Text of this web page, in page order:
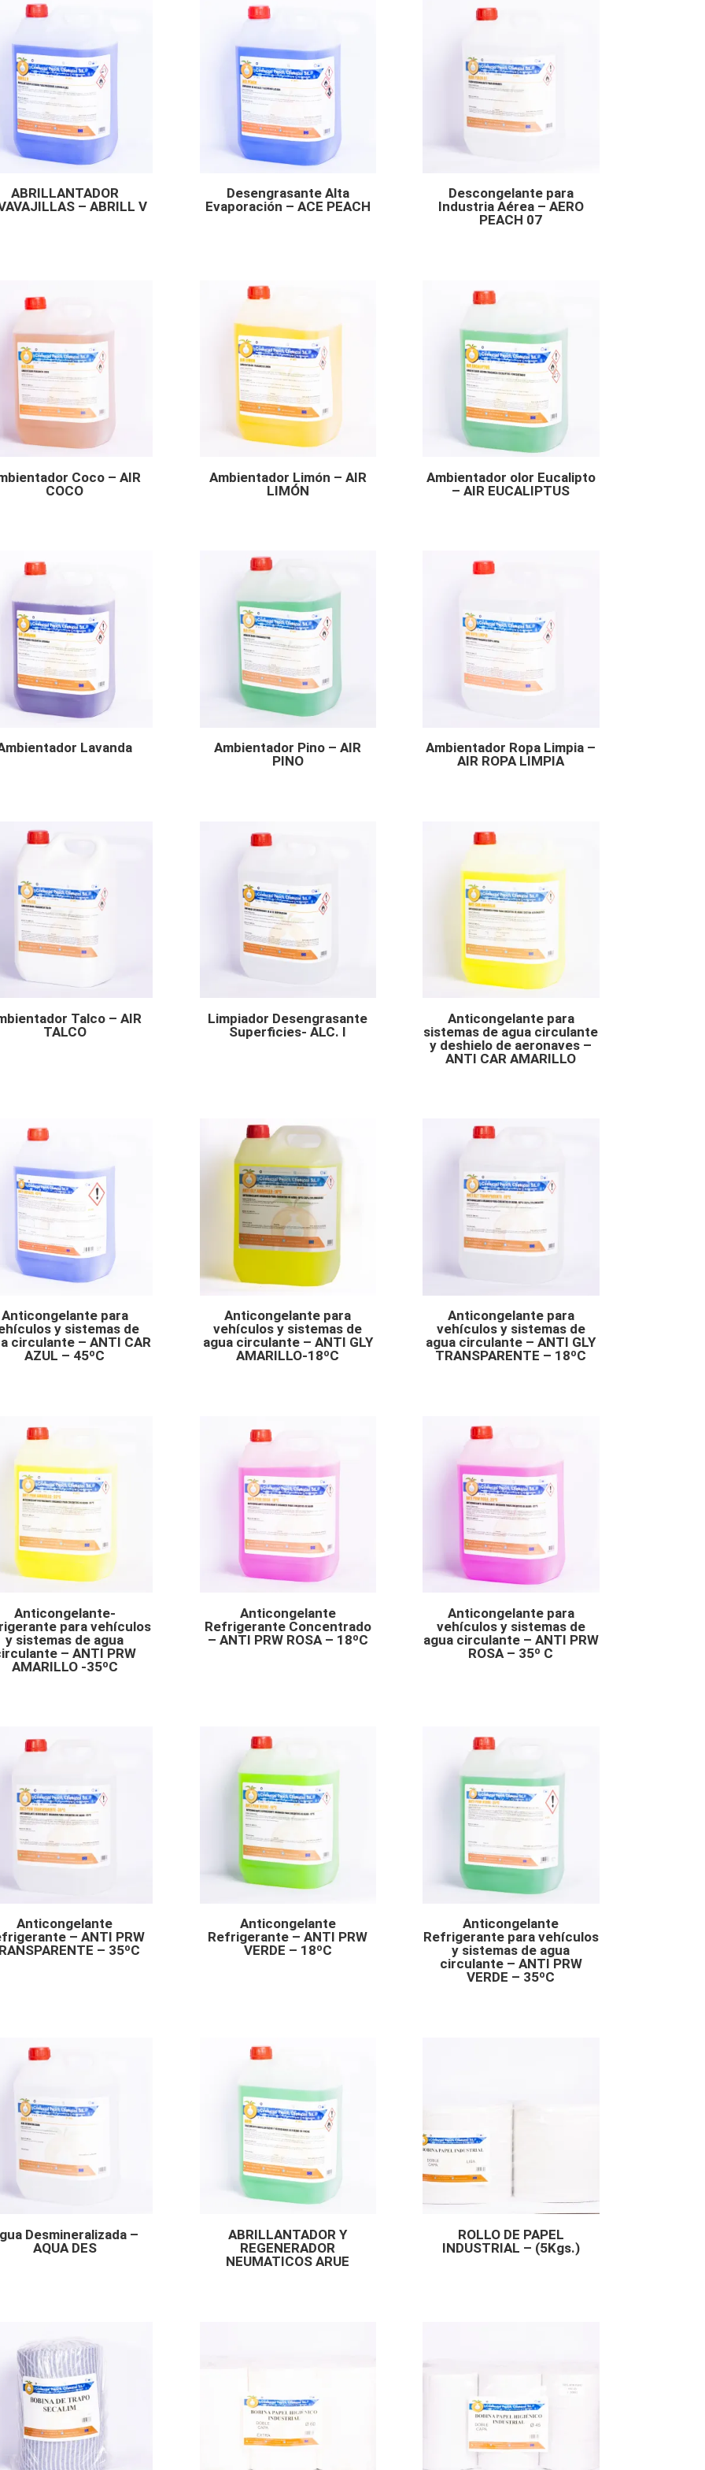
ABRILLANTADOR
– ABRILL V
Desengrasante Alta
Evaporación – ACE PEACH
Descongelante para
Industria Aérea – AERO
PEACH 07
Coco – AIR
COCO
Ambientador Limón – AIR
LIMÓN
Ambientador olor Eucalipto
– AIR EUCALIPTUS
Lavanda
Ambientador Pino – AIR
PINO
Ambientador Ropa Limpia –
AIR ROPA LIMPIA
Talco – AIR
TALCO
Limpiador Desengrasante
Superficies- ALC. I
Anticongelante para
sistemas de agua circulante
y deshielo de aeronaves –
ANTI CAR AMARILLO
Anticongelante para
y sistemas de
circulante – ANTI CAR
AZUL – 45ºC
Anticongelante para
vehículos y sistemas de
agua circulante – ANTI GLY
AMARILLO-18ºC
Anticongelante para
vehículos y sistemas de
agua circulante – ANTI GLY
TRANSPARENTE – 18ºC
Anticongelante-
para vehículos
y sistemas de agua
– ANTI PRW
AMARILLO -35ºC
Anticongelante
Refrigerante Concentrado
– ANTI PRW ROSA – 18ºC
Anticongelante para
vehículos y sistemas de
agua circulante – ANTI PRW
ROSA – 35º C
Anticongelante
– ANTI PRW
– 35ºC
Anticongelante
Refrigerante – ANTI PRW
VERDE – 18ºC
Anticongelante
Refrigerante para vehículos
y sistemas de agua
circulante – ANTI PRW
VERDE – 35ºC
Desmineralizada –
AQUA DES
ABRILLANTADOR Y
REGENERADOR
NEUMATICOS ARUE
ROLLO DE PAPEL
INDUSTRIAL – (5Kgs.)